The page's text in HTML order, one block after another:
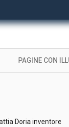
PAGINE CON
Doria inventore